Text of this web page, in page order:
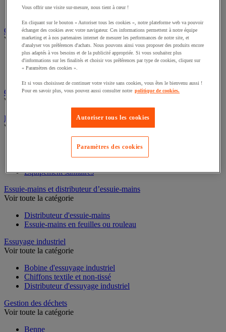
Sac à linge et accessoires
Chariot de nettoyage
Voir toute la catégorie
Accessoires pour chariot de nettoyage
Chariot de ménage
Cireuse à chaussures
Voir toute la catégorie
Équipement sanitaires, douche et salle de bain
Voir toute la catégorie
Équipement salle de bain
Essuie-mains et distributeur d’essuie-mains
Distributeur d'essuie-mains
Essuyage industriel
Bobine d'essuyage industriel
Chiffons textile et non-tissé
Gestion des déchets
Vous offrir une visite sur-mesure, nous tient à cœur !
En cliquant sur le bouton « Autoriser tous les cookies », notre plateforme web va pouvoir
échanger des cookies avec votre navigateur. Ces informations permettent à notre équipe
marketing et à nos partenaires internet de mesurer les performances de notre site, et
d'analyser vos préférences d'achats. Nous pouvons ainsi vous proposer des produits encore
plus adaptés à vos besoins et de la publicité appropriée. Si vous souhaitez plus
d'informations sur les finalités et choisir vos préférences par type de cookies, cliquez sur
« Paramètres des cookies ».
Et si vous choisissez de continuer votre visite sans cookies, vous êtes le bienvenu aussi !
Pour en savoir plus, vous pouvez aussi consulter notre politique de cookies.
Autoriser tous les cookies
Paramètres des cookies